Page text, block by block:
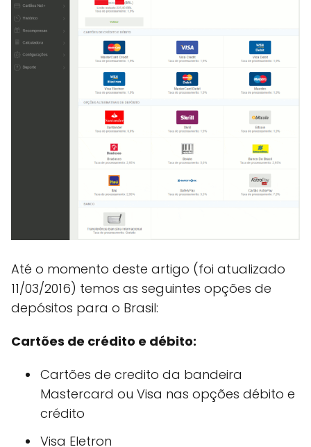
Até o momento deste artigo (foi atualizado
11/03/2016) temos as seguintes opções de
depósitos para o Brasil:
Cartões de crédito e débito:
Cartões de credito da bandeira
Mastercard ou Visa nas opções débito e
crédito
Visa Eletron